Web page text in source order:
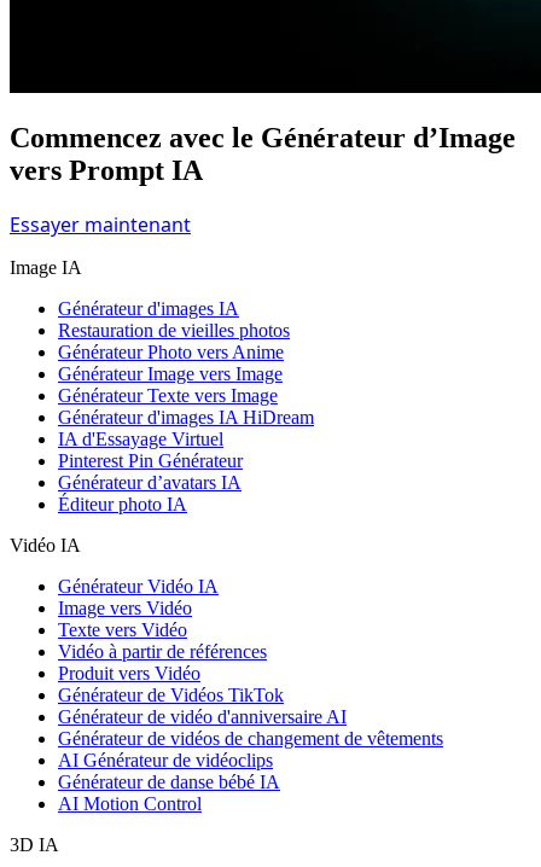
Commencez avec le Générateur d’Image
vers Prompt IA
Essayer maintenant
Image IA
Générateur d'images IA
Restauration de vieilles photos
Générateur Photo vers Anime
Générateur Image vers Image
Générateur Texte vers Image
Générateur d'images IA HiDream
IA d'Essayage Virtuel
Pinterest Pin Générateur
Générateur d’avatars IA
Éditeur photo IA
Vidéo IA
Générateur Vidéo IA
Image vers Vidéo
Texte vers Vidéo
Vidéo à partir de références
Produit vers Vidéo
Générateur de Vidéos TikTok
Générateur de vidéo d'anniversaire AI
Générateur de vidéos de changement de vêtements
AI Générateur de vidéoclips
Générateur de danse bébé IA
AI Motion Control
3D IA